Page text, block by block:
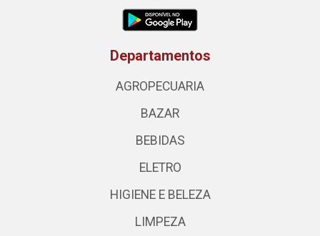
Departamentos
AGROPECUARIA
BAZAR
BEBIDAS
ELETRO
HIGIENE E BELEZA
LIMPEZA